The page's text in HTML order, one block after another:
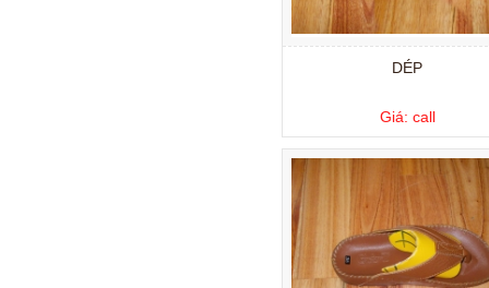
DÉP
Giá: call